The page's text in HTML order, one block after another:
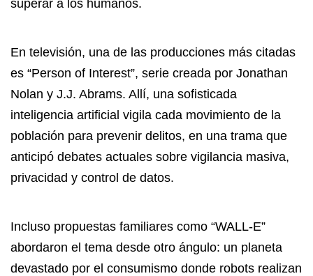
superar a los humanos.
En televisión, una de las producciones más citadas
es “Person of Interest”, serie creada por Jonathan
Nolan y J.J. Abrams. Allí, una sofisticada
inteligencia artificial vigila cada movimiento de la
población para prevenir delitos, en una trama que
anticipó debates actuales sobre vigilancia masiva,
privacidad y control de datos.
Incluso propuestas familiares como “WALL-E”
abordaron el tema desde otro ángulo: un planeta
devastado por el consumismo donde robots realizan